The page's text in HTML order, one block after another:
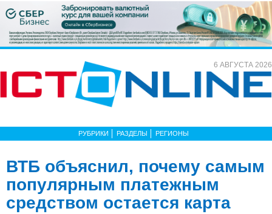
6 АВГУСТА 2026
РУБРИКИ РАЗДЕЛЫ РЕГИОНЫ
ВТБ объяснил, почему самым
популярным платежным
средством остается карта